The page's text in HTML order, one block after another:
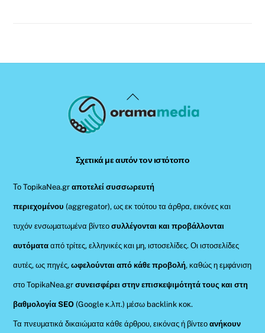
Back
To
Σχετικά με αυτόν τον ιστότοπο
Το TopikaNea.grαποτελεί συσσωρευτή
περιεχομένου (aggregator), ως εκ τούτου τα άρθρα, εικόνες και
τυχόν ενσωματωμένα βίντεοσυλλέγονται και προβάλλονται
αυτόματααπό τρίτες, ελληνικές και μη, ιστοσελίδες. Οι ιστοσελίδες
αυτές, ως πηγές,ωφελούνται από κάθε προβολή, καθώς η εμφάνιση
στο TopikaNea.gr συνεισφέρει στην επισκεψιμότητά τους και στη
βαθμολογία SEO (Google κ.λπ.) μέσω backlink κοκ.
Τα πνευματικά δικαιώματα κάθε άρθρου, εικόνας ή βίντεοανήκουν